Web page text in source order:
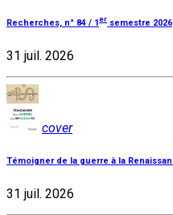
Recherches, n° 84 / 1er semestre 2026
31 juil. 2026
cover
Témoigner de la guerre à la
31 juil. 2026